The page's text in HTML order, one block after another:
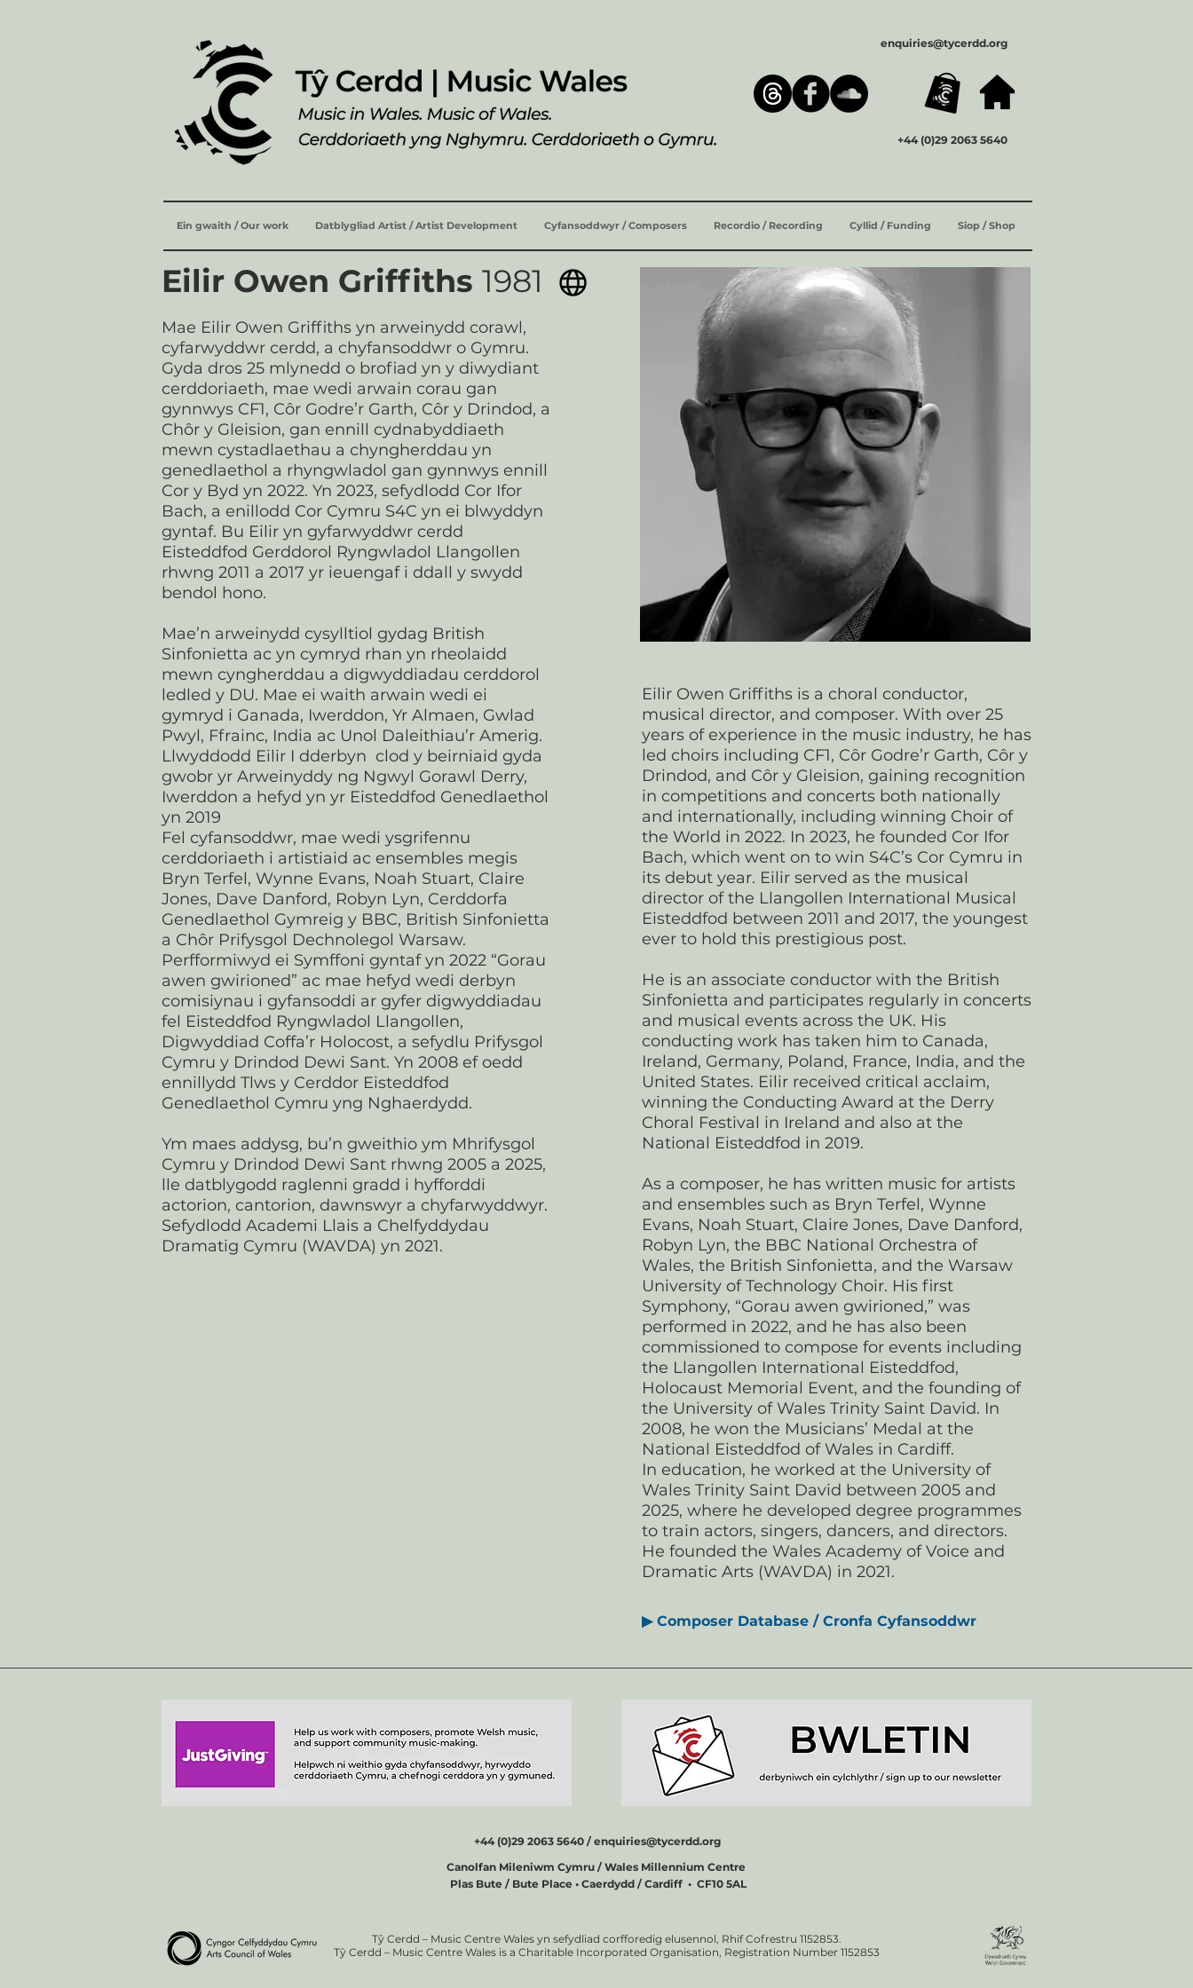
enquiries@tycerdd.org
+44 (0)29 2063 5640
Ein gwaith / Our work Datblygliad Artist / Artist Development Cyfansoddwyr / Composers Recordio / Recording Cyllid / Funding Siop / Shop
Eilir Owen Griffiths 1981
Mae Eilir Owen Griffiths yn arweinydd corawl,
cyfarwyddwr cerdd, a chyfansoddwr o Gymru.
Gyda dros 25 mlynedd o brofiad yn y diwydiant
cerddoriaeth, mae wedi arwain corau gan
gynnwys CF1, Côr Godre’r Garth, Côr y Drindod, a
Chôr y Gleision, gan ennill cydnabyddiaeth
mewn cystadlaethau a chyngherddau yn
genedlaethol a rhyngwladol gan gynnwys ennill
Cor y Byd yn 2022. Yn 2023, sefydlodd Cor Ifor
Bach, a enillodd Cor Cymru S4C yn ei blwyddyn
gyntaf. Bu Eilir yn gyfarwyddwr cerdd
Eisteddfod Gerddorol Ryngwladol Llangollen
rhwng 2011 a 2017 yr ieuengaf i ddall y swydd
bendol hono.
Mae’n arweinydd cysylltiol gydag British
Sinfonietta ac yn cymryd rhan yn rheolaidd
mewn cyngherddau a digwyddiadau cerddorol
ledled y DU. Mae ei waith arwain wedi ei
gymryd i Ganada, Iwerddon, Yr Almaen, Gwlad
Pwyl, Ffrainc, India ac Unol Daleithiau’r Amerig.
Llwyddodd Eilir I dderbyn clod y beirniaid gyda
gwobr yr Arweinyddy ng Ngwyl Gorawl Derry,
Iwerddon a hefyd yn yr Eisteddfod Genedlaethol
yn 2019
Fel cyfansoddwr, mae wedi ysgrifennu
cerddoriaeth i artistiaid ac ensembles megis
Bryn Terfel, Wynne Evans, Noah Stuart, Claire
Jones, Dave Danford, Robyn Lyn, Cerddorfa
Genedlaethol Gymreig y BBC, British Sinfonietta
a Chôr Prifysgol Dechnolegol Warsaw.
Perfformiwyd ei Symffoni gyntaf yn 2022 “Gorau
awen gwirioned” ac mae hefyd wedi derbyn
comisiynau i gyfansoddi ar gyfer digwyddiadau
fel Eisteddfod Ryngwladol Llangollen,
Digwyddiad Coffa’r Holocost, a sefydlu Prifysgol
Cymru y Drindod Dewi Sant. Yn 2008 ef oedd
ennillydd Tlws y Cerddor Eisteddfod
Genedlaethol Cymru yng Nghaerdydd.
Ym maes addysg, bu’n gweithio ym Mhrifysgol
Cymru y Drindod Dewi Sant rhwng 2005 a 2025,
lle datblygodd raglenni gradd i hyfforddi
actorion, cantorion, dawnswyr a chyfarwyddwyr.
Sefydlodd Academi Llais a Chelfyddydau
Dramatig Cymru (WAVDA) yn 2021.
Eilir Owen Griffiths is a choral conductor,
musical director, and composer. With over 25
years of experience in the music industry, he has
led choirs including CF1, Côr Godre’r Garth, Côr y
Drindod, and Côr y Gleision, gaining recognition
in competitions and concerts both nationally
and internationally, including winning Choir of
the World in 2022. In 2023, he founded Cor Ifor
Bach, which went on to win S4C’s Cor Cymru in
its debut year. Eilir served as the musical
director of the Llangollen International Musical
Eisteddfod between 2011 and 2017, the youngest
ever to hold this prestigious post.
He is an associate conductor with the British
Sinfonietta and participates regularly in concerts
and musical events across the UK. His
conducting work has taken him to Canada,
Ireland, Germany, Poland, France, India, and the
United States. Eilir received critical acclaim,
winning the Conducting Award at the Derry
Choral Festival in Ireland and also at the
National Eisteddfod in 2019.
As a composer, he has written music for artists
and ensembles such as Bryn Terfel, Wynne
Evans, Noah Stuart, Claire Jones, Dave Danford,
Robyn Lyn, the BBC National Orchestra of
Wales, the British Sinfonietta, and the Warsaw
University of Technology Choir. His first
Symphony, “Gorau awen gwirioned,” was
performed in 2022, and he has also been
commissioned to compose for events including
the Llangollen International Eisteddfod,
Holocaust Memorial Event, and the founding of
the University of Wales Trinity Saint David. In
2008, he won the Musicians’ Medal at the
National Eisteddfod of Wales in Cardiff.
In education, he worked at the University of
Wales Trinity Saint David between 2005 and
2025, where he developed degree programmes
to train actors, singers, dancers, and directors.
He founded the Wales Academy of Voice and
Dramatic Arts (WAVDA) in 2021.
▶ Composer Database / Cronfa Cyfansoddwr
+44 (0)29 2063 5640 / enquiries@tycerdd.org
Canolfan Mileniwm Cymru / Wales Millennium Centre
Plas Bute / Bute Place • Caerdydd / Cardiff • CF10 5AL
Tŷ Cerdd – Music Centre Wales yn sefydliad corfforedig elusennol, Rhif Cofrestru 1152853.
Tŷ Cerdd – Music Centre Wales is a Charitable Incorporated Organisation, Registration Number 1152853